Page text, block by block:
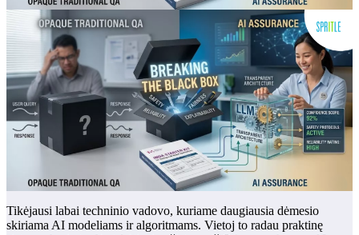
Tikėjausi labai techninio vadovo, kuriame daugiausia dėmesio
skiriama AI modeliams ir algoritmams. Vietoj to radau praktinę